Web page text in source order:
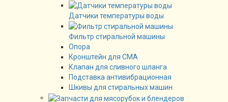
Датчики температуры воды
Фильтр стиральной машины
Опора
Кронштейн для СМА
Клапан для сливного шланга
Подставка антивибрационная
Шкивы для стиральных машин